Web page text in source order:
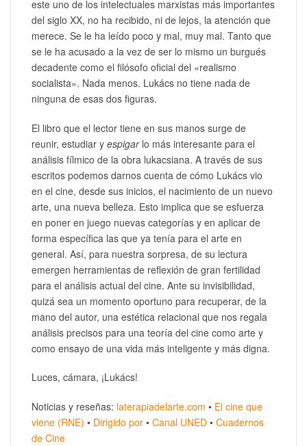
este uno de los intelectuales marxistas más importantes
del siglo XX, no ha recibido, ni de lejos, la atención que
merece. Se le ha leído poco y mal, muy mal. Tanto que
se le ha acusado a la vez de ser lo mismo un burgués
decadente como el filósofo oficial del «realismo
socialista». Nada menos. Lukács no tiene nada de
ninguna de esas dos figuras.
El libro que el lector tiene en sus manos surge de
reunir, estudiar y espigar lo más interesante para el
análisis fílmico de la obra lukacsiana. A través de sus
escritos podemos darnos cuenta de cómo Lukács vio
en el cine, desde sus inicios, el nacimiento de un nuevo
arte, una nueva belleza. Esto implica que se esfuerza
en poner en juego nuevas categorías y en aplicar de
forma específica las que ya tenía para el arte en
general. Así, para nuestra sorpresa, de su lectura
emergen herramientas de reflexión de gran fertilidad
para el análisis actual del cine. Ante su invisibilidad,
quizá sea un momento oportuno para recuperar, de la
mano del autor, una estética relacional que nos regala
análisis precisos para una teoría del cine como arte y
como ensayo de una vida más inteligente y más digna.
Luces, cámara, ¡Lukács!
Noticias y reseñas: laterapiadelarte.com • El cine que
viene (RNE) • Dirigido por • Canal UNED • Cuadernos
de Cine